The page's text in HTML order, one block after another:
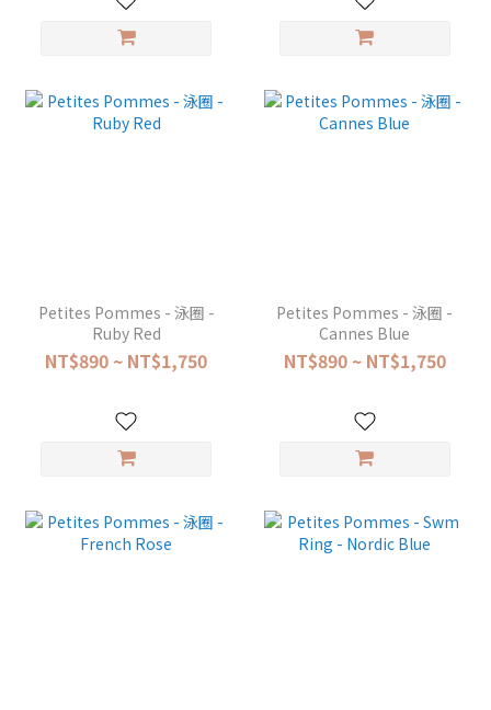
Petites Pommes - 泳圈 -
Ruby Red
NT$890 ~ NT$1,750
Petites Pommes - 泳圈 -
Cannes Blue
NT$890 ~ NT$1,750